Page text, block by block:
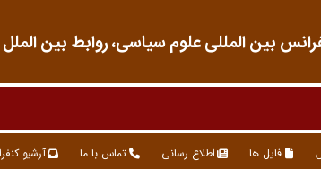
بین المللی علوم سیاسی، روابط بین
فایل ها اطلاع رسانی تماس با ما آرشیو